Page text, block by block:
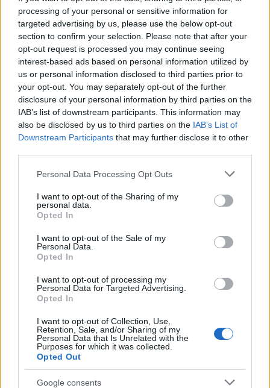
processing of your personal or sensitive information for
targeted advertising by us, please use the below opt-out
section to confirm your selection. Please note that after your
opt-out request is processed you may continue seeing
interest-based ads based on personal information utilized by
us or personal information disclosed to third parties prior to
your opt-out. You may separately opt-out of the further
disclosure of your personal information by third parties on the
IAB’s list of downstream participants. This information may
also be disclosed by us to third parties on the IAB’s List of
Downstream Participants that may further disclose it to other
Please note that this website/app uses one or more Google
not limited to your visit or usage behaviour. You may click to
grant or deny consent to Google and its third-party tags to
use your data for below specified purposes in below Google
consent section.
Personal Data Processing Opt Outs
I want to opt-out of the Sharing of my
personal data.
Opted In
I want to opt-out of the Sale of my
Personal Data.
Opted In
I want to opt-out of processing my
Personal Data for Targeted Advertising.
Opted In
I want to opt-out of Collection, Use,
Retention, Sale, and/or Sharing of my
Personal Data that Is Unrelated with the
Purposes for which it was collected.
Opted Out
Google consents
AUTORE
Staff
Continua a leggere